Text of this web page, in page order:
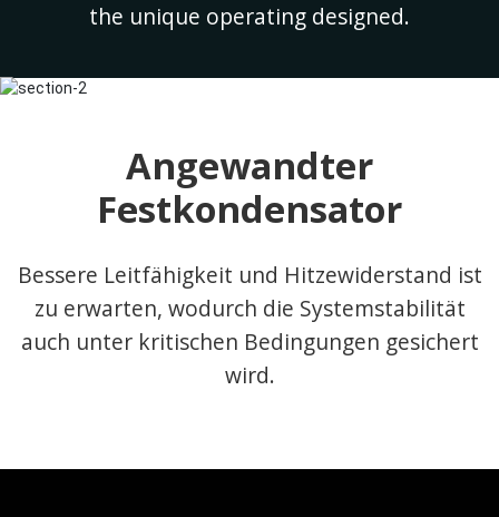
the unique operating designed.
Angewandter
Festkondensator
Bessere Leitfähigkeit und Hitzewiderstand ist
zu erwarten, wodurch die Systemstabilität
auch unter kritischen Bedingungen gesichert
wird.